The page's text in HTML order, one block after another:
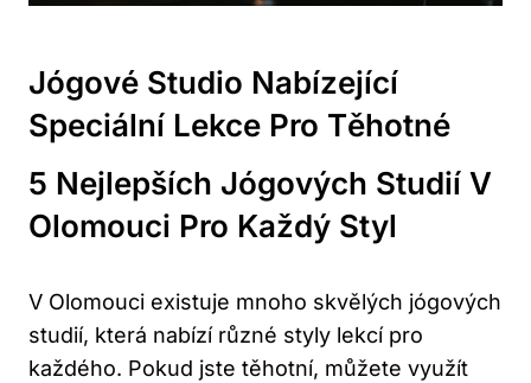
Jógové Studio Nabízející
Speciální Lekce Pro Těhotné
5 Nejlepších Jógových Studií​ V
Olomouci ‌pro ⁤každý Styl
V Olomouci existuje mnoho skvělých jógových
studií, která nabízí⁢ různé styly⁤ lekcí ‌pro
každého. Pokud‍ jste těhotní, můžete využít